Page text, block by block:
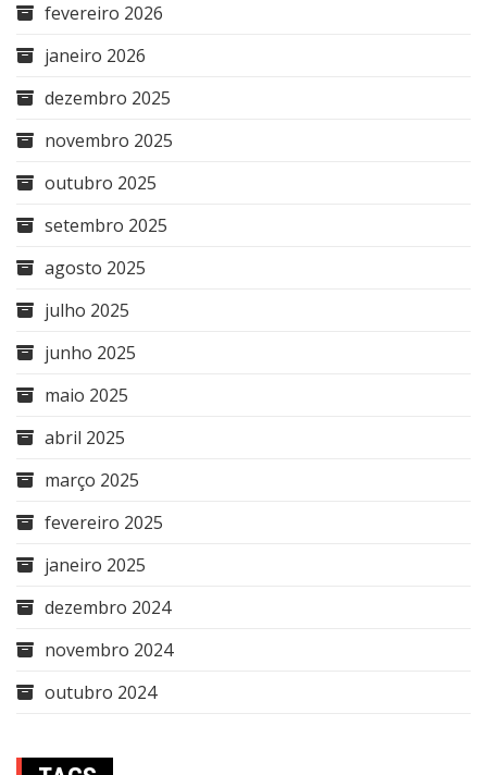
fevereiro 2026
janeiro 2026
dezembro 2025
novembro 2025
outubro 2025
setembro 2025
agosto 2025
julho 2025
junho 2025
maio 2025
abril 2025
março 2025
fevereiro 2025
janeiro 2025
dezembro 2024
novembro 2024
outubro 2024